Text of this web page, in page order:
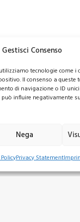
Gestisci Consenso
tecnologie come i
Il consenso a queste
di navigazione o ID
influire negativamente
Nega
Privacy Statement
ISEE Certification.
will be assigned.
(ext. 1), Monday